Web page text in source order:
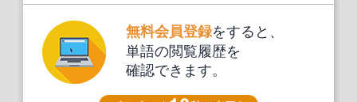
無料会員登録をすると、
単語の閲覧履歴を
確認できます。